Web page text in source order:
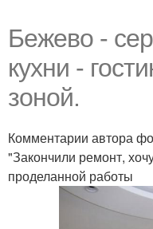
Бежево -
кухни -
зоной.
Комментарии автора
"Закончили ремонт,
проделанной работы